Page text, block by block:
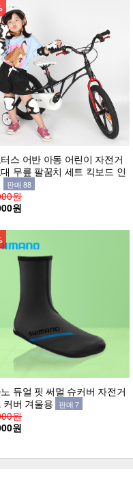
스 어반 아동 어린이 자전거
무릎 팔꿈치 세트 킥보드 인
판매 88
원
원
듀얼 핏 써멀 슈커버 자전거
커버 겨울용 판매 7
원
원